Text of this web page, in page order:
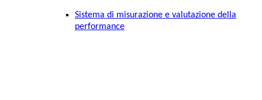
Sistema di misurazione e valutazione della
performance